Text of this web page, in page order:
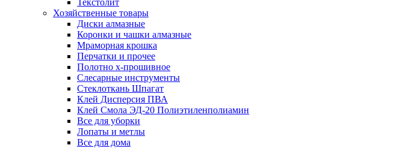
Текстолит
Хозяйственные товары
Диски алмазные
Коронки и чашки алмазные
Мраморная крошка
Перчатки и прочее
Полотно х-прошивное
Слесарные инструменты
Стеклоткань Шпагат
Клей Дисперсия ПВА
Клей Смола ЭД-20 Полиэтиленполиамин
Все для уборки
Лопаты и метлы
Все для дома